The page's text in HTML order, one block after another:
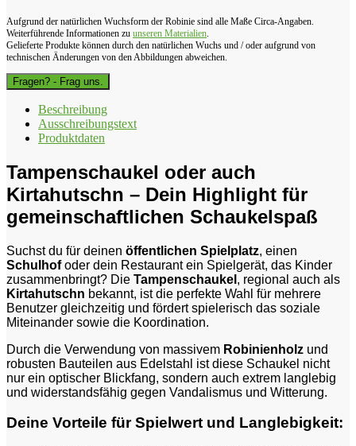
Aufgrund der natürlichen Wuchsform der Robinie sind alle Maße Circa-Angaben.
Weiterführende Informationen zu unseren Materialien.
Gelieferte Produkte können durch den natürlichen Wuchs und / oder aufgrund von
technischen Änderungen von den Abbildungen abweichen.
Fragen? - Frag uns.
Beschreibung
Ausschreibungstext
Produktdaten
Tampenschaukel oder auch
Kirtahutschn – Dein Highlight für
gemeinschaftlichen Schaukelspaß
Suchst du für deinen öffentlichen Spielplatz, einen
Schulhofoder dein Restaurant ein Spielgerät, das Kinder
zusammenbringt? Die Tampenschaukel , regional auch als
Kirtahutschn bekannt, ist die perfekte Wahl für mehrere
Benutzer gleichzeitig und fördert spielerisch das soziale
Miteinander sowie die Koordination.
Durch die Verwendung von massivem Robinienholz und
robusten Bauteilen aus Edelstahl ist diese Schaukel nicht
nur ein optischer Blickfang, sondern auch extrem langlebig
und widerstandsfähig gegen Vandalismus und Witterung.
Deine Vorteile für Spielwert und Langlebigkeit: